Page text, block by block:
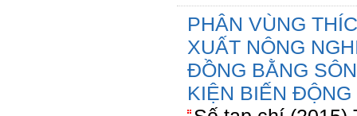
PHÂN VÙNG
XUẤT NÔNG
ĐỒNG BẰNG
KIỆN BIẾN